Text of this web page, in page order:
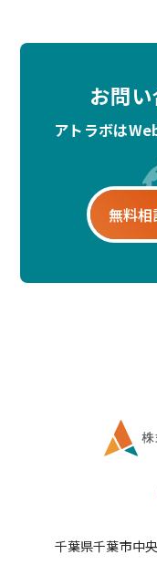
お問
アトラボは
千葉県千葉市中